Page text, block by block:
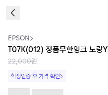
EPSON
T07K(012) 정품무한잉크 노랑Y
22,000원
학생인증 후 가격 확인